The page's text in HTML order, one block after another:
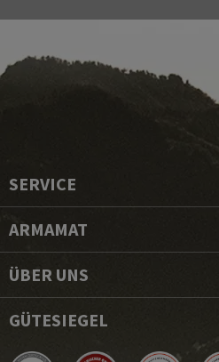
SERVICE
ARMAMAT
ÜBER UNS
GÜTESIEGEL